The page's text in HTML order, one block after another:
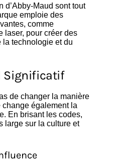
d’Abby-Maud sont tout
emploie des
comme
laser, pour créer des
la technologie et du
Significatif
de changer la manière
change également la
En brisant les codes,
large sur la culture et